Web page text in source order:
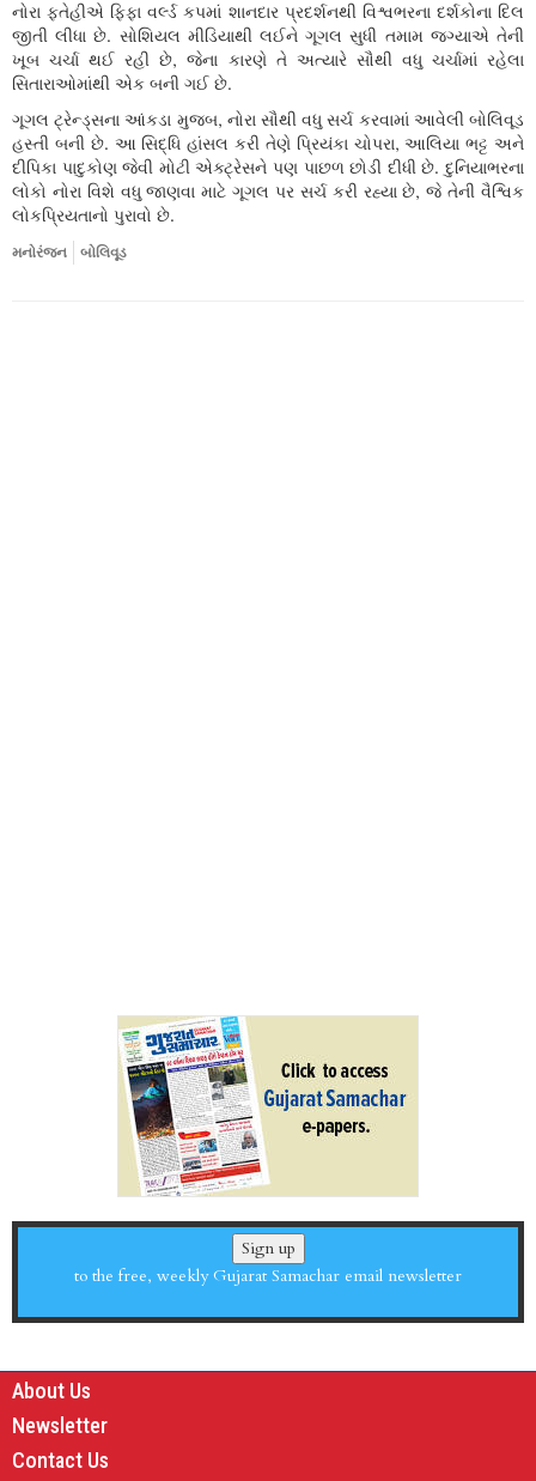
નોરા ફતેહીએ ફિફા વર્લ્ડ કપમાં શાનદાર પ્રદર્શનથી વિશ્વભરના દર્શકોના દિલ
જીતી લીધા છે. સોશિયલ મીડિયાથી લઈને ગૂગલ સુધી તમામ જગ્યાએ તેની
ખૂબ ચર્ચા થઈ રહી છે, જેના કારણે તે અત્યારે સૌથી વધુ ચર્ચામાં રહેલા
સિતારાઓમાંથી એક બની ગઈ છે.
ગૂગલ ટ્રેન્ડ્સના આંકડા મુજબ, નોરા સૌથી વધુ સર્ચ કરવામાં આવેલી બોલિવૂડ
હસ્તી બની છે. આ સિદ્ધિ હાંસલ કરી તેણે પ્રિયંકા ચોપરા, આલિયા ભટ્ટ અને
દીપિકા પાદુકોણ જેવી મોટી એક્ટ્રેસને પણ પાછળ છોડી દીધી છે. દુનિયાભરના
લોકો નોરા વિશે વધુ જાણવા માટે ગૂગલ પર સર્ચ કરી રહ્યા છે, જે તેની વૈશ્વિક
લોકપ્રિયતાનો પુરાવો છે.
મનોરંજન બોલિવૂડ
Sign up
to the free, weekly Gujarat Samachar email newsletter
About Us
Newsletter
Contact Us